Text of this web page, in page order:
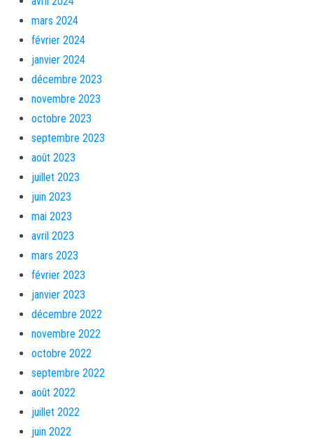
mars 2024
février 2024
janvier 2024
décembre 2023
novembre 2023
octobre 2023
septembre 2023
août 2023
juillet 2023
juin 2023
mai 2023
avril 2023
mars 2023
février 2023
janvier 2023
décembre 2022
novembre 2022
octobre 2022
septembre 2022
août 2022
juillet 2022
juin 2022